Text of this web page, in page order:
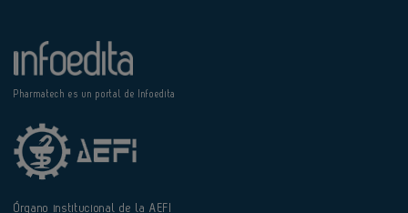
Pharmatech es un portal de Infoedita
Órgano institucional de la AEFI